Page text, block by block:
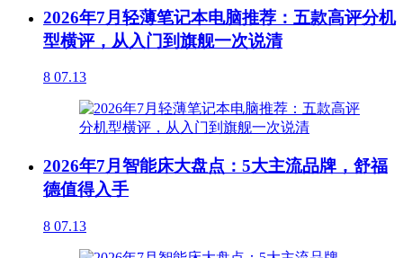
2026年7月轻薄笔记本电脑推荐：五款高评分机
型横评，从入门到旗舰一次说清
8 07.13
2026年7月智能床大盘点：5大主流品牌，舒福
德值得入手
8 07.13